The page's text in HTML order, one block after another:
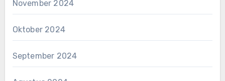
November 2024
Oktober 2024
September 2024